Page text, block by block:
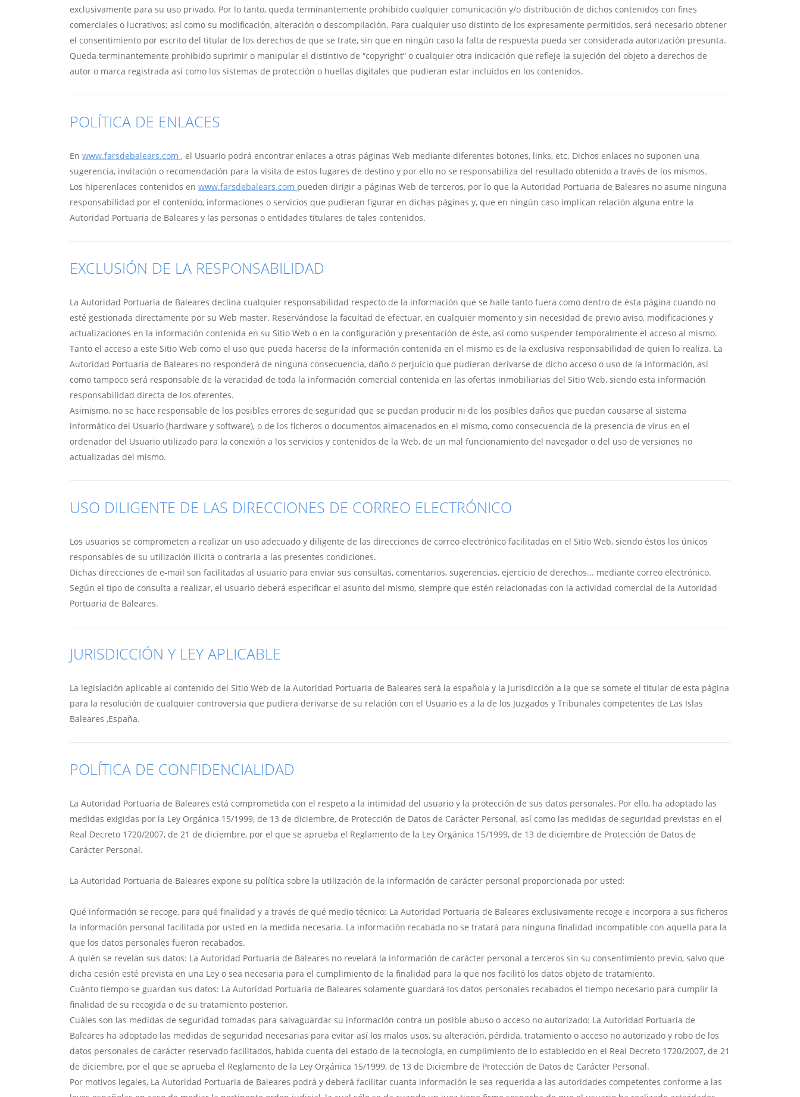
exclusivamente para su uso privado. Por lo tanto, queda terminantemente prohibido cualquier comunicación y/o distribución de dichos contenidos con fines
comerciales o lucrativos; así como su modificación, alteración o descompilación. Para cualquier uso distinto de los expresamente permitidos, será necesario obtener
el consentimiento por escrito del titular de los derechos de que se trate, sin que en ningún caso la falta de respuesta pueda ser considerada autorización presunta.
Queda terminantemente prohibido suprimir o manipular el distintivo de “copyright” o cualquier otra indicación que refleje la sujeción del objeto a derechos de
autor o marca registrada así como los sistemas de protección o huellas digitales que pudieran estar incluidos en los contenidos.
POLÍTICA DE ENLACES
En www.farsdebalears.com , el Usuario podrá encontrar enlaces a otras páginas Web mediante diferentes botones, links, etc. Dichos enlaces no suponen una
sugerencia, invitación o recomendación para la visita de estos lugares de destino y por ello no se responsabiliza del resultado obtenido a través de los mismos.
Los hiperenlaces contenidos en www.farsdebalears.com pueden dirigir a páginas Web de terceros, por lo que la Autoridad Portuaria de Baleares no asume ninguna
responsabilidad por el contenido, informaciones o servicios que pudieran figurar en dichas páginas y, que en ningún caso implican relación alguna entre la
Autoridad Portuaria de Baleares y las personas o entidades titulares de tales contenidos.
EXCLUSIÓN DE LA RESPONSABILIDAD
La Autoridad Portuaria de Baleares declina cualquier responsabilidad respecto de la información que se halle tanto fuera como dentro de ésta página cuando no
esté gestionada directamente por su Web master. Reservándose la facultad de efectuar, en cualquier momento y sin necesidad de previo aviso, modificaciones y
actualizaciones en la información contenida en su Sitio Web o en la configuración y presentación de éste, así como suspender temporalmente el acceso al mismo.
Tanto el acceso a este Sitio Web como el uso que pueda hacerse de la información contenida en el mismo es de la exclusiva responsabilidad de quien lo realiza. La
Autoridad Portuaria de Baleares no responderá de ninguna consecuencia, daño o perjuicio que pudieran derivarse de dicho acceso o uso de la información, así
como tampoco será responsable de la veracidad de toda la información comercial contenida en las ofertas inmobiliarias del Sitio Web, siendo esta información
responsabilidad directa de los oferentes.
Asimismo, no se hace responsable de los posibles errores de seguridad que se puedan producir ni de los posibles daños que puedan causarse al sistema
informático del Usuario (hardware y software), o de los ficheros o documentos almacenados en el mismo, como consecuencia de la presencia de virus en el
ordenador del Usuario utilizado para la conexión a los servicios y contenidos de la Web, de un mal funcionamiento del navegador o del uso de versiones no
actualizadas del mismo.
USO DILIGENTE DE LAS DIRECCIONES DE CORREO ELECTRÓNICO
Los usuarios se comprometen a realizar un uso adecuado y diligente de las direcciones de correo electrónico facilitadas en el Sitio Web, siendo éstos los únicos
responsables de su utilización ilícita o contraria a las presentes condiciones.
Dichas direcciones de e-mail son facilitadas al usuario para enviar sus consultas, comentarios, sugerencias, ejercicio de derechos... mediante correo electrónico.
Según el tipo de consulta a realizar, el usuario deberá especificar el asunto del mismo, siempre que estén relacionadas con la actividad comercial de la Autoridad
Portuaria de Baleares.
JURISDICCIÓN Y LEY APLICABLE
La legislación aplicable al contenido del Sitio Web de la Autoridad Portuaria de Baleares será la española y la jurisdicción a la que se somete el titular de esta página
para la resolución de cualquier controversia que pudiera derivarse de su relación con el Usuario es a la de los Juzgados y Tribunales competentes de Las Islas
Baleares ,España.
POLÍTICA DE CONFIDENCIALIDAD
La Autoridad Portuaria de Baleares está comprometida con el respeto a la intimidad del usuario y la protección de sus datos personales. Por ello, ha adoptado las
medidas exigidas por la Ley Orgánica 15/1999, de 13 de diciembre, de Protección de Datos de Carácter Personal, así como las medidas de seguridad previstas en el
Real Decreto 1720/2007, de 21 de diciembre, por el que se aprueba el Reglamento de la Ley Orgánica 15/1999, de 13 de diciembre de Protección de Datos de
Carácter Personal.
La Autoridad Portuaria de Baleares expone su política sobre la utilización de la información de carácter personal proporcionada por usted:
Qué información se recoge, para qué finalidad y a través de qué medio técnico: La Autoridad Portuaria de Baleares exclusivamente recoge e incorpora a sus ficheros
la información personal facilitada por usted en la medida necesaria. La información recabada no se tratará para ninguna finalidad incompatible con aquella para la
que los datos personales fueron recabados.
A quién se revelan sus datos: La Autoridad Portuaria de Baleares no revelará la información de carácter personal a terceros sin su consentimiento previo, salvo que
dicha cesión esté prevista en una Ley o sea necesaria para el cumplimiento de la finalidad para la que nos facilitó los datos objeto de tratamiento.
Cuánto tiempo se guardan sus datos: La Autoridad Portuaria de Baleares solamente guardará los datos personales recabados el tiempo necesario para cumplir la
finalidad de su recogida o de su tratamiento posterior.
Cuáles son las medidas de seguridad tomadas para salvaguardar su información contra un posible abuso o acceso no autorizado: La Autoridad Portuaria de
Baleares ha adoptado las medidas de seguridad necesarias para evitar así los malos usos, su alteración, pérdida, tratamiento o acceso no autorizado y robo de los
datos personales de carácter reservado facilitados, habida cuenta del estado de la tecnología, en cumplimiento de lo establecido en el Real Decreto 1720/2007, de 21
de diciembre, por el que se aprueba el Reglamento de la Ley Orgánica 15/1999, de 13 de Diciembre de Protección de Datos de Carácter Personal.
Por motivos legales, La Autoridad Portuaria de Baleares podrá y deberá facilitar cuanta información le sea requerida a las autoridades competentes conforme a las